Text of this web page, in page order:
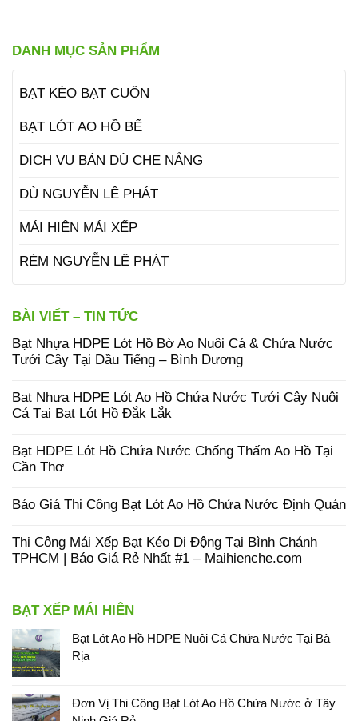
DANH MỤC SẢN PHẨM
BẠT KÉO BẠT CUỐN
BẠT LÓT AO HỒ BỂ
DỊCH VỤ BÁN DÙ CHE NẮNG
DÙ NGUYỄN LÊ PHÁT
MÁI HIÊN MÁI XẾP
RÈM NGUYỄN LÊ PHÁT
BÀI VIẾT – TIN TỨC
Bạt Nhựa HDPE Lót Hồ Bờ Ao Nuôi Cá & Chứa Nước
Tưới Cây Tại Dầu Tiếng – Bình Dương
Bạt Nhựa HDPE Lót Ao Hồ Chứa Nước Tưới Cây Nuôi
Cá Tại Bạt Lót Hồ Đắk Lắk
Bạt HDPE Lót Hồ Chứa Nước Chống Thấm Ao Hồ Tại
Cần Thơ
Báo Giá Thi Công Bạt Lót Ao Hồ Chứa Nước Định Quán
Thi Công Mái Xếp Bạt Kéo Di Động Tại Bình Chánh
TPHCM | Báo Giá Rẻ Nhất #1 – Maihienche.com
BẠT XẾP MÁI HIÊN
Bạt Lót Ao Hồ HDPE Nuôi Cá Chứa Nước Tại Bà
Rịa
Đơn Vị Thi Công Bạt Lót Ao Hồ Chứa Nước ở Tây